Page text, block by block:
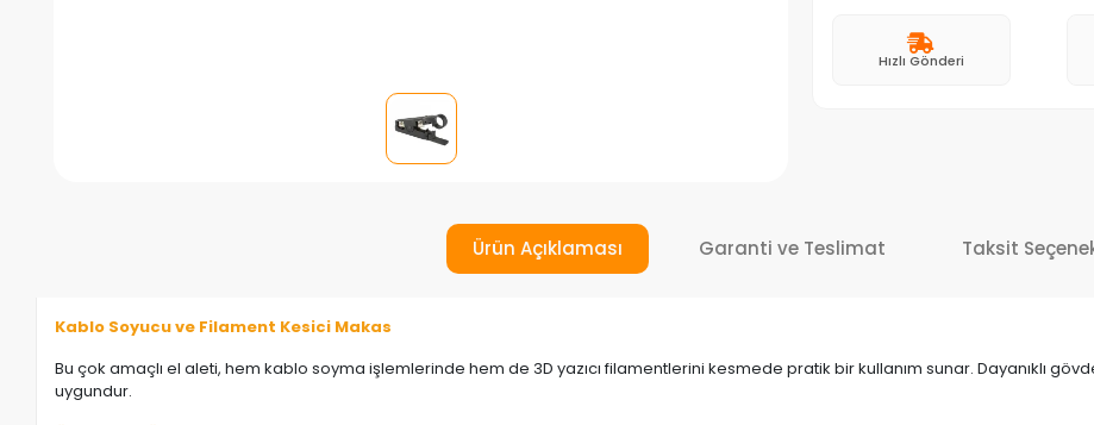
Hızlı Gönderi
Ürün Açıklaması Garanti ve Teslimat Taksit
Kablo Soyucu ve Filament Kesici Makas
Bu çok amaçlı el aleti, hem kablo soyma işlemlerinde hem de 3D yazıcı filamentlerini kesmede pratik bir kullanım sunar. Dayanıklı
uygundur.